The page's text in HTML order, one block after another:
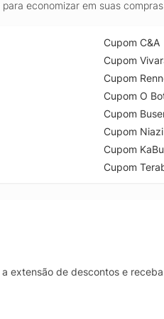
economizar em suas
Cupom C&A
Cupom
Cupom
Cupom O
Cupom
Cupom
Cupom
Cupom
a extensão de descontos e